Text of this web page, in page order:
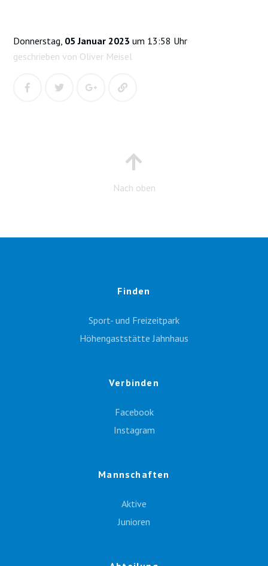
Donnerstag, 05 Januar 2023 um 13:58 Uhr
geschrieben von Oliver Meisel
Nach oben
Finden
Sport- und Freizeitpark
Höhengaststätte Jahnhaus
Verbinden
Facebook
Instagram
Mannschaften
Aktive
Junioren